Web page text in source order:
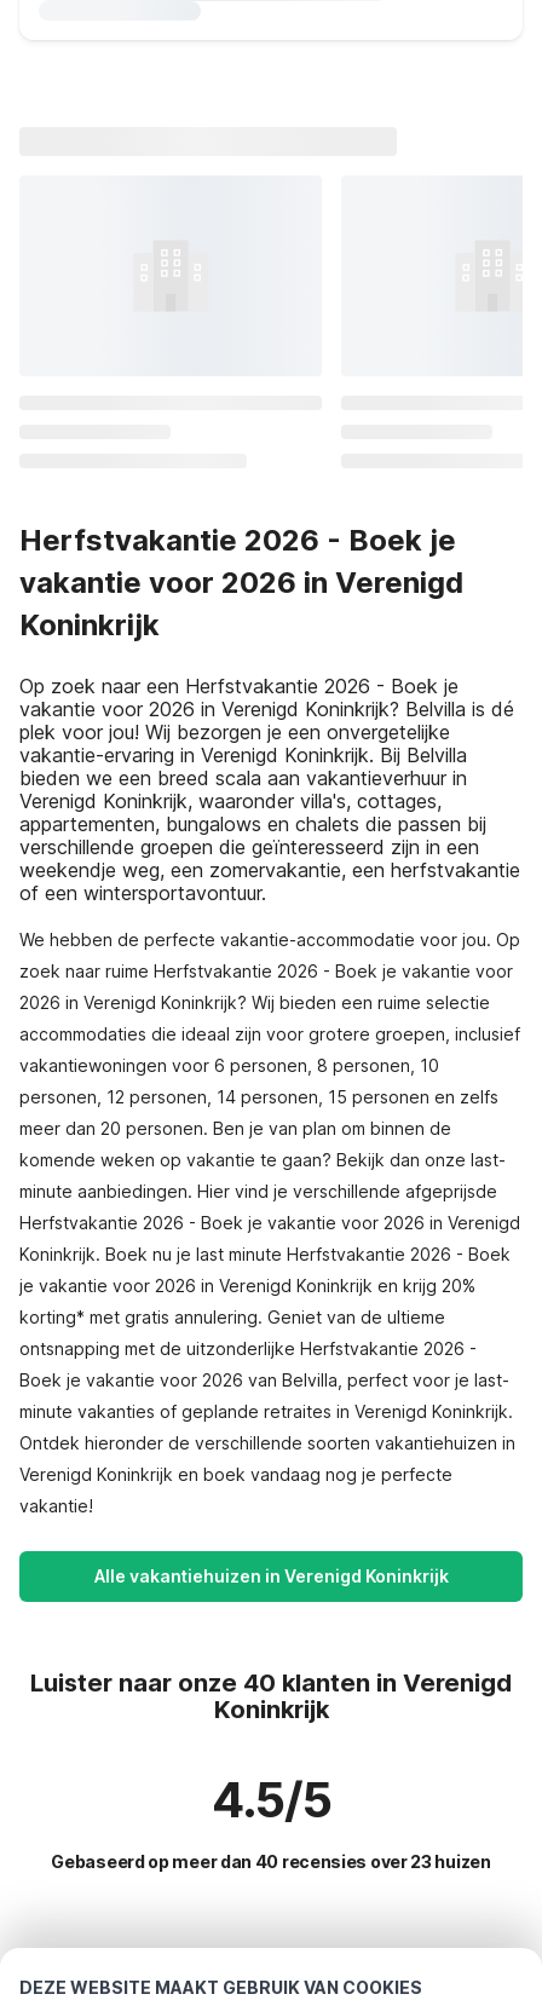
DEZE WEBSITE MAAKT GEBRUIK VAN COOKIES
Herfstvakantie 2026 - Boek je
vakantie voor 2026 in Verenigd
Koninkrijk
Op zoek naar een Herfstvakantie 2026 - Boek je
vakantie voor 2026 in Verenigd Koninkrijk? Belvilla is dé
plek voor jou! Wij bezorgen je een onvergetelijke
vakantie-ervaring in Verenigd Koninkrijk. Bij Belvilla
bieden we een breed scala aan vakantieverhuur in
Verenigd Koninkrijk, waaronder villa's, cottages,
appartementen, bungalows en chalets die passen bij
verschillende groepen die geïnteresseerd zijn in een
weekendje weg, een zomervakantie, een herfstvakantie
of een wintersportavontuur.
We hebben de perfecte vakantie-accommodatie voor jou. Op
zoek naar ruime Herfstvakantie 2026 - Boek je vakantie voor
2026 in Verenigd Koninkrijk? Wij bieden een ruime selectie
accommodaties die ideaal zijn voor grotere groepen, inclusief
vakantiewoningen voor 6 personen, 8 personen, 10
personen, 12 personen, 14 personen, 15 personen en zelfs
meer dan 20 personen. Ben je van plan om binnen de
komende weken op vakantie te gaan? Bekijk dan onze last-
minute aanbiedingen. Hier vind je verschillende afgeprijsde
Herfstvakantie 2026 - Boek je vakantie voor 2026 in Verenigd
Koninkrijk. Boek nu je last minute Herfstvakantie 2026 - Boek
je vakantie voor 2026 in Verenigd Koninkrijk en krijg 20%
korting* met gratis annulering. Geniet van de ultieme
ontsnapping met de uitzonderlijke Herfstvakantie 2026 -
Boek je vakantie voor 2026 van Belvilla, perfect voor je last-
minute vakanties of geplande retraites in Verenigd Koninkrijk.
Ontdek hieronder de verschillende soorten vakantiehuizen in
Verenigd Koninkrijk en boek vandaag nog je perfecte
vakantie!
Alle vakantiehuizen in Verenigd Koninkrijk
Luister naar onze 40 klanten in Verenigd
Koninkrijk
4.5/5
Gebaseerd op meer dan 40 recensies over 23 huizen
vakantie